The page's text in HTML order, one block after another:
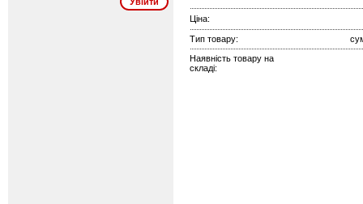
Ціна:
Тип товару:
Наявність товару на
складі: